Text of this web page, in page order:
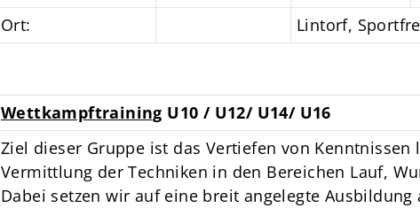
Ort: Lintorf,
Wettkampftraining U10 / U12/ U14/ U16
Ziel dieser Gruppe ist das Vertiefen von
Vermittlung der Techniken in den Bereichen Lauf,
Dabei setzen wir auf eine breit angelegte